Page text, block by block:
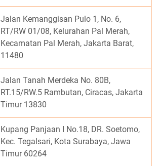
Jalan Kemanggisan Pulo 1, No. 6,
RT/RW 01/08, Kelurahan Pal Merah,
Kecamatan Pal Merah, Jakarta Barat,
11480
Jalan Tanah Merdeka No. 80B,
RT.15/RW.5 Rambutan, Ciracas, Jakarta
Timur 13830
Kupang Panjaan I No.18, DR. Soetomo,
Kec. Tegalsari, Kota Surabaya, Jawa
Timur 60264